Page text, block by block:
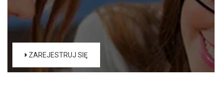
ZAREJESTRUJ SIĘ